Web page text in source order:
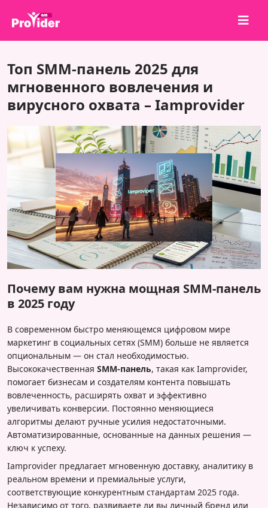
Войти
Регистрация
Услуги
Блог
Топ SMM-панель 2025 для
мгновенного вовлечения и
вирусного охвата – Iamprovider
Почему вам нужна мощная SMM-панель
в 2025 году
В современном быстро меняющемся цифровом мире
маркетинг в социальных сетях (SMM) больше не является
опциональным — он стал необходимостью.
Высококачественная SMM-панель, такая как Iamprovider,
помогает бизнесам и создателям контента повышать
вовлеченность, расширять охват и эффективно
увеличивать конверсии. Постоянно меняющиеся
алгоритмы делают ручные усилия недостаточными.
Автоматизированные, основанные на данных решения —
ключ к успеху.
Iamprovider предлагает мгновенную доставку, аналитику в
реальном времени и премиальные услуги,
соответствующие конкурентным стандартам 2025 года.
Независимо от того, развиваете ли вы личный бренд или